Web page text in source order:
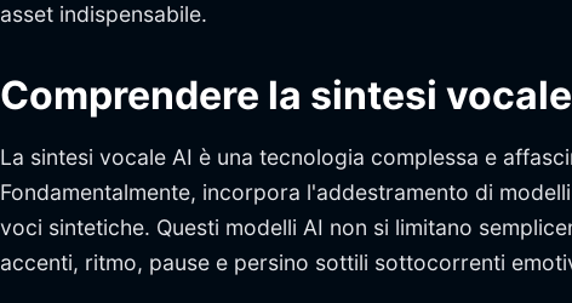
asset indispensabile.
Comprendere la sintesi
La sintesi vocale AI è una tecnologia complessa e
Fondamentalmente, incorpora l'addestramento di
voci sintetiche. Questi modelli AI non si limitano
accenti, ritmo, pause e persino sottili sottocorrenti